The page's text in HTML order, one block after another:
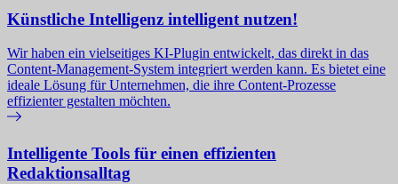
Künstliche Intelligenz intelligent nutzen!
Wir haben ein vielseitiges KI-Plugin entwickelt, das direkt in das
Content-Management-System integriert werden kann. Es bietet eine
ideale Lösung für Unternehmen, die ihre Content-Prozesse
effizienter gestalten möchten.
Intelligente Tools für einen effizienten
Redaktionsalltag